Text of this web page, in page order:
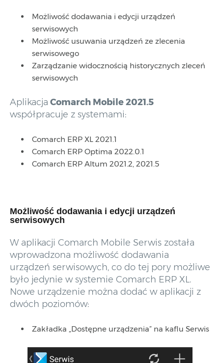
Możliwość dodawania i edycji urządzeń
serwisowych
Możliwość usuwania urządzeń ze zlecenia
serwisowego
Zarządzanie widocznością historycznych zleceń
serwisowych
Aplikacja Comarch Mobile 2021.5
współpracuje z systemami:
Comarch ERP XL 2021.1
Comarch ERP Optima 2022.0.1
Comarch ERP Altum 2021.2, 2021.5
Możliwość dodawania i edycji urządzeń
serwisowych
W aplikacji Comarch Mobile Serwis została
wprowadzona możliwość dodawania
urządzeń serwisowych, co do tej pory możliwe
było jedynie w systemie Comarch ERP XL.
Nowe urządzenie można dodać w aplikacji z
dwóch poziomów:
Zakładka „Dostępne urządzenia” na kaflu Serwis